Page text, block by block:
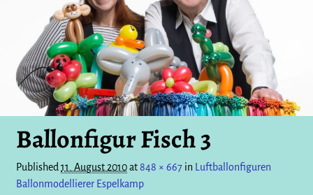
Ballonfigur Fisch 3
Published11. August 2010at848 × 667 in Luftballonfiguren
Ballonmodellierer Espelkamp